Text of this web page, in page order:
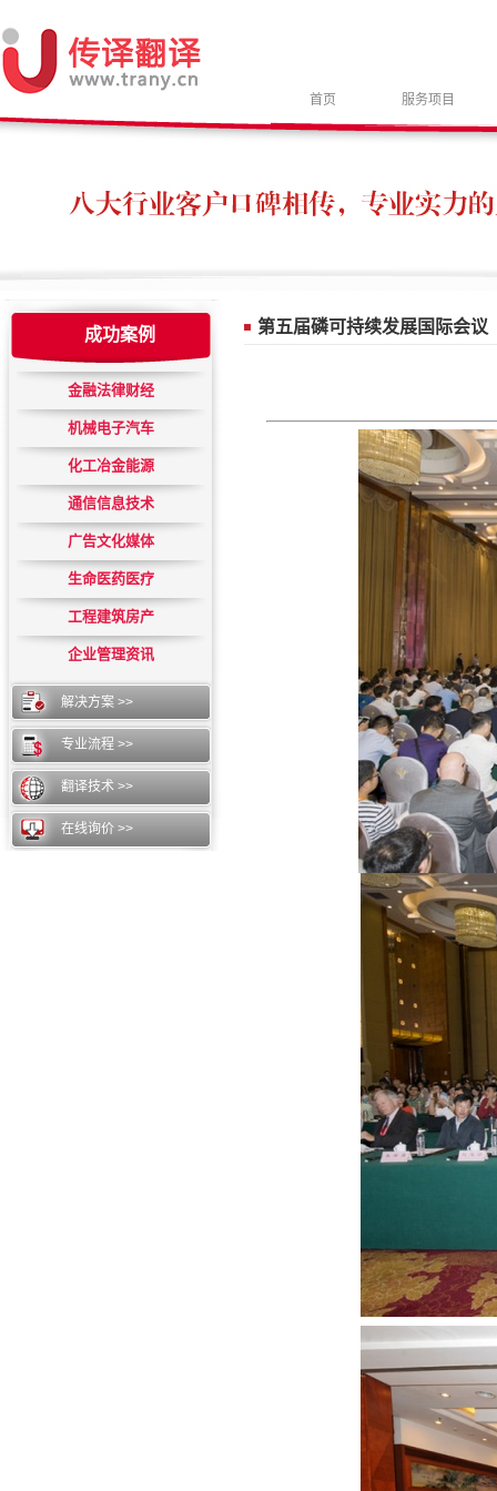
首页 服务项目
成功案例
金融法律财经
机械电子汽车
化工冶金能源
通信信息技术
广告文化媒体
生命医药医疗
工程建筑房产
企业管理资讯
解决方案 >>
专业流程 >>
翻译技术 >>
在线询价 >>
第五届磷可持续发展国际会议